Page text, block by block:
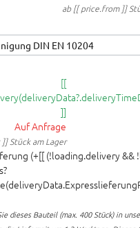
ab [[ price.from ]]
[[
]]
Auf Anfrage
Stück am Lager
(+[[ (!loading.delivery &&
dieses Bauteil (max. 400 Stück) in